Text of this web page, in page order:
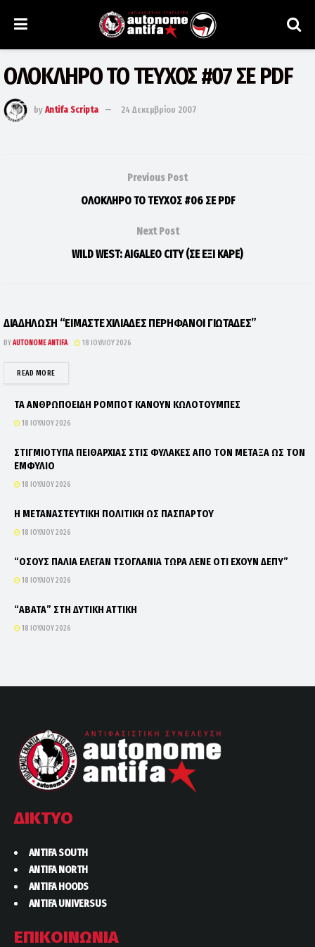
ΟΛΟΚΛΗΡΟ ΤΟ ΤΕΥΧΟΣ #07 ΣΕ PDF
by Antifa Scripta 24 Δεκεμβρίου 2007
Previous Post
ΟΛΟΚΛΗΡΟ ΤΟ ΤΕΥΧΟΣ #06 ΣΕ PDF
Next Post
WILD WEST: AIGALEO CITY (ΣΕ ΕΞΙ ΚΑΡΕ)
ΔΙΑΔΗΛΩΣΗ “ΕΙΜΑΣΤΕ ΧΙΛΙΑΔΕΣ ΠΕΡΗΦΑΝΟΙ ΓΙΩΤΑΔΕΣ”
BYAUTONOME ANTIFA 18 ΙΟΥΛΊΟΥ 2026
READ MOREDETAILS
ΤΑ ΑΝΘΡΩΠΟΕΙΔΗ ΡΟΜΠΟΤ ΚΑΝΟΥΝ ΚΩΛΟΤΟΥΜΠΕΣ
18 ΙΟΥΛΊΟΥ 2026
ΣΤΙΓΜΙΟΤΥΠΑ ΠΕΙΘΑΡΧΙΑΣ ΣΤΙΣ ΦΥΛΑΚΕΣ ΑΠΟ ΤΟΝ ΜΕΤΑΞΑ ΩΣ ΤΟΝ
ΕΜΦΥΛΙΟ
18 ΙΟΥΛΊΟΥ 2026
Η ΜΕΤΑΝΑΣΤΕΥΤΙΚΗ ΠΟΛΙΤΙΚΗ ΩΣ ΠΑΣΠΑΡΤΟΥ
18 ΙΟΥΛΊΟΥ 2026
“ΟΣΟΥΣ ΠΑΛΙΑ ΕΛΕΓΑΝ ΤΣΟΓΛΑΝΙΑ ΤΩΡΑ ΛΕΝΕ ΟΤΙ ΕΧΟΥΝ ΔΕΠΥ”
18 ΙΟΥΛΊΟΥ 2026
“ΑΒΑΤΑ” ΣΤΗ ΔΥΤΙΚΗ ΑΤΤΙΚΗ
18 ΙΟΥΛΊΟΥ 2026
ΔΙΚΤΥΟ
ANTIFA SOUTH
ANTIFA NORTH
ANTIFA HOODS
ANTIFA UNIVERSUS
ΕΠΙΚΟΙΝΩΝΙΑ